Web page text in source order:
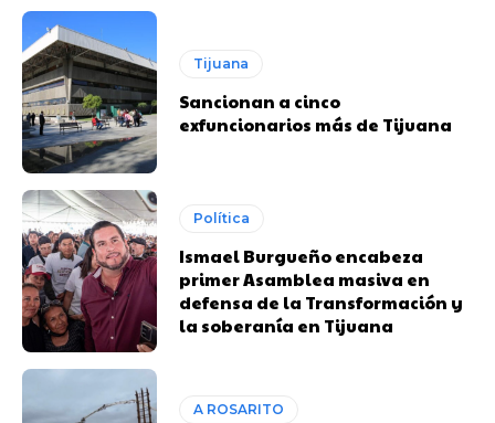
Tijuana
Sancionan a cinco
exfuncionarios más de Tijuana
Política
Ismael Burgueño encabeza
primer Asamblea masiva en
defensa de la Transformación y
la soberanía en Tijuana
A ROSARITO